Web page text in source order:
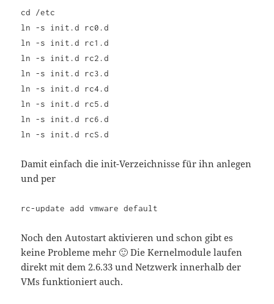
cd /etc
ln -s init.d rc0.d
ln -s init.d rc1.d
ln -s init.d rc2.d
ln -s init.d rc3.d
ln -s init.d rc4.d
ln -s init.d rc5.d
ln -s init.d rc6.d
ln -s init.d rcS.d
Damit einfach die init-Verzeichnisse für ihn anlegen
und per
rc-update add vmware default
Noch den Autostart aktivieren und schon gibt es
keine Probleme mehr 🙂 Die Kernelmodule laufen
direkt mit dem 2.6.33 und Netzwerk innerhalb der
VMs funktioniert auch.